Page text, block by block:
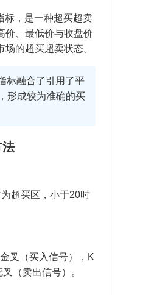
标，是一种超买超卖
价、最低价与收盘价
的超买超卖状态。
标融合了引用了平
形成较为准确的买
法
超买区，小于20时
叉（买入信号），K
（卖出信号）。